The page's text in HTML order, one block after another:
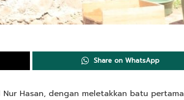
Share on WhatsApp
Hasan, dengan meletakkan batu pertama